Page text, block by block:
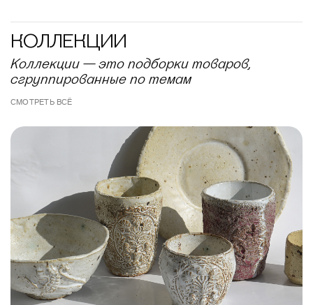
КОЛЛЕКЦИИ
Коллекции — это подборки товаров,
сгруппированные по темам
СМОТРЕТЬ ВСЁ